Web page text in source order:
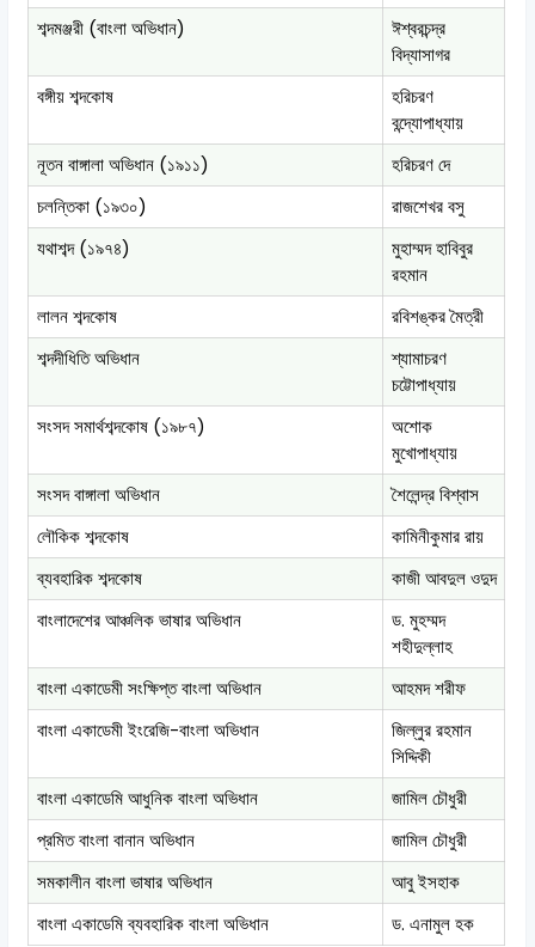
শব্দমঞ্জরী (বাংলা অভিধান)
ঈশ্বরচন্দ্র
বিদ্যাসাগর
বঙ্গীয় শব্দকোষ
হরিচরণ
বন্দ্যোপাধ্যায়
নূতন বাঙ্গালা অভিধান (১৯১১)
হরিচরণ দে
চলন্তিকা (১৯৩০)
রাজশেখর বসু
যথাশব্দ (১৯৭৪)
মুহাম্মদ হাবিবুর
রহমান
লালন শব্দকোষ
রবিশঙ্কর মৈত্রী
শব্দদীধিতি অভিধান
শ্যামাচরণ
চট্টোপাধ্যায়
সংসদ সমার্থশব্দকোষ (১৯৮৭)
অশোক
মুখোপাধ্যায়
সংসদ বাঙ্গালা অভিধান
শৈলেন্দ্র বিশ্বাস
লৌকিক শব্দকোষ
কামিনীকুমার রায়
ব্যবহারিক শব্দকোষ
কাজী আবদুল ওদুদ
বাংলাদেশের আঞ্চলিক ভাষার অভিধান
ড. মুহম্মদ
শহীদুল্লাহ
বাংলা একাডেমী সংক্ষিপ্ত বাংলা অভিধান
আহমদ শরীফ
বাংলা একাডেমী ইংরেজি-বাংলা অভিধান
জিল্লুর রহমান
সিদ্দিকী
বাংলা একাডেমি আধুনিক বাংলা অভিধান
জামিল চৌধুরী
প্রমিত বাংলা বানান অভিধান
জামিল চৌধুরী
সমকালীন বাংলা ভাষার অভিধান
আবু ইসহাক
বাংলা একাডেমি ব্যবহারিক বাংলা অভিধান
ড. এনামুল হক